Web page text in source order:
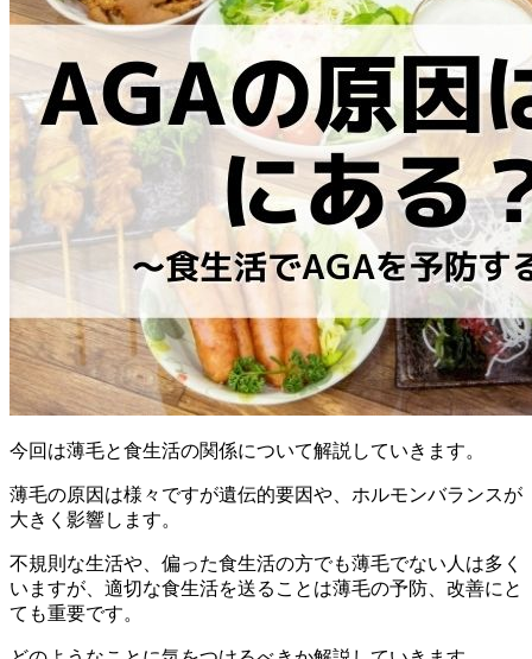
今回は薄毛と食生活の関係について解説していきます。
薄毛の原因は様々ですが遺伝的要因や、ホルモンバランスが
大きく影響します。
不規則な生活や、偏った食生活の方でも薄毛でない人は多く
いますが、適切な食生活を送ることは薄毛の予防、改善にと
ても重要です。